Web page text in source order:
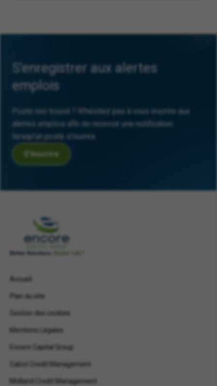
S'enregistrer aux alertes
emplois
Poste non trouvé ? N'hésitez pas à vous inscrire aux
alertes emplois afin de recevoir une notification
lorsqu'un poste s'ouvrira.
S'inscrire
Accueil
Plan du site
Gestion des cookies
Mentions Légales
Encore Capital Group
Cabot Credit Management
Midland Credit Management